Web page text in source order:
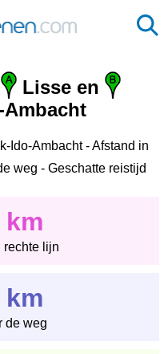
Lisse en
Ido-Ambacht - Afstand in
weg - Geschatte reistijd
km
rechte lijn
km
de weg